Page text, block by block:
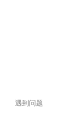
遇到问题